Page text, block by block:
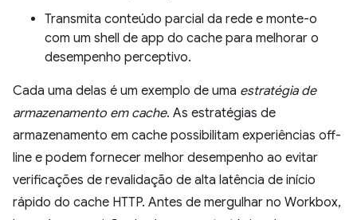
Transmita conteúdo parcial da rede e monte-o
com um shell de app do cache para melhorar o
desempenho perceptivo.
Cada uma delas é um exemplo de uma estratégia de
armazenamento em cache. As estratégias de
armazenamento em cache possibilitam experiências off-
line e podem fornecer melhor desempenho ao evitar
verificações de revalidação de alta latência de início
rápido do cache HTTP. Antes de mergulhar no Workbox,